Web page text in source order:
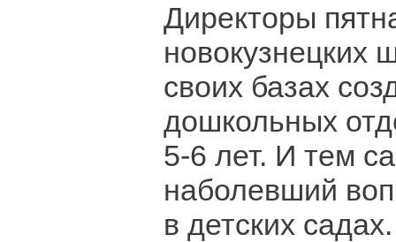
Директоры
новокузнецких
своих базах
дошкольных
5-6 лет. И тем
наболевший
в детских